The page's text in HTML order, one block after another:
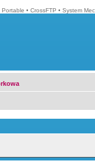
Portable • CrossFTP • System